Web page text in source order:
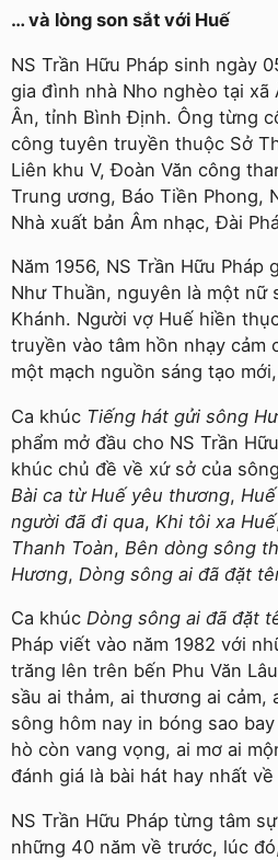
… và lòng son sắt với Huế
NS Trần Hữu Pháp sinh ngày
gia đình nhà Nho nghèo tại xã
Ân, tỉnh Bình Định. Ông từng
công tuyên truyền thuộc Sở
Liên khu V, Đoàn Văn công
Trung ương, Báo Tiền Phong,
Nhà xuất bản Âm nhạc, Đài
Năm 1956, NS Trần Hữu Pháp
Như Thuần, nguyên là một nữ
Khánh. Người vợ Huế hiền
truyền vào tâm hồn nhạy cảm
một mạch nguồn sáng tạo
Ca khúc Tiếng hát gửi sông
phẩm mở đầu cho NS Trần
khúc chủ đề về xứ sở của
Bài ca từ Huế yêu thương,
người đã đi qua, Khi tôi xa Huế
Thanh Toàn, Bên dòng sông
Hương, Dòng sông ai đã đặt
Ca khúc Dòng sông ai đã đặt
Pháp viết vào năm 1982 với
trăng lên trên bến Phu Văn
sầu ai thảm, ai thương ai cảm,
sông hôm nay in bóng sao
hò còn vang vọng, ai mơ ai
đánh giá là bài hát hay nhất
NS Trần Hữu Pháp từng tâm
những 40 năm về trước, lúc